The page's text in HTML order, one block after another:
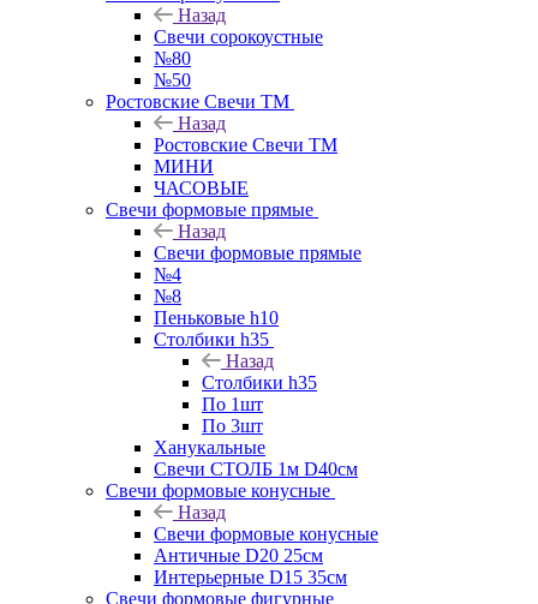
Назад
Свечи сорокоустные
№80
№50
Ростовские Свечи ТМ
Назад
Ростовские Свечи ТМ
МИНИ
ЧАСОВЫЕ
Свечи формовые прямые
Назад
Свечи формовые прямые
№4
№8
Пеньковые h10
Столбики h35
Назад
Столбики h35
По 1шт
По 3шт
Ханукальные
Свечи СТОЛБ 1м D40см
Свечи формовые конусные
Назад
Свечи формовые конусные
Античные D20 25см
Интерьерные D15 35см
Свечи формовые фигурные